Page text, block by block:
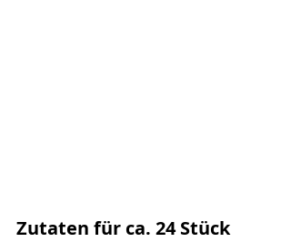
Zutaten für ca. 24 Stück